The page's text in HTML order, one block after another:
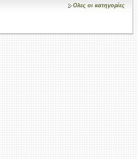
Ολες οι κατηγορίες